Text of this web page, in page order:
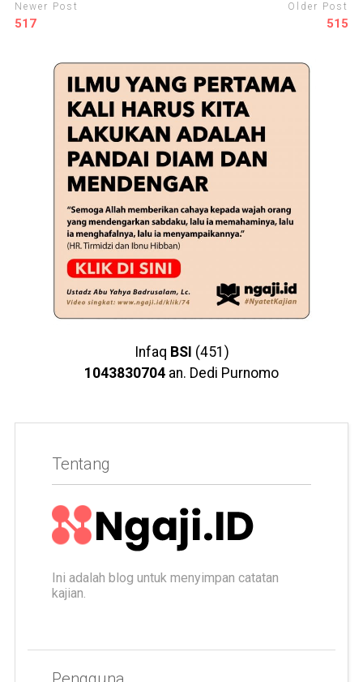
Newer Post
517
Older Post
515
Infaq BSI (451)
1043830704 an. Dedi Purnomo
Tentang
Ini adalah blog untuk menyimpan catatan
kajian.